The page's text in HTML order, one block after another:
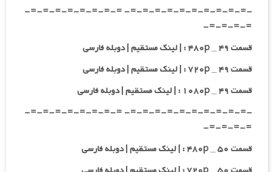
-=-=-=-=-=-=-=-=-=-=- =-=-=-=-=-=-=-=-
=-=-=-=-
قسمت ۴۹ _ ۴۸۰p : | لینک مستقیم | دوبله فارسی
قسمت ۴۹ _ ۷۲۰p : | لینک مستقیم | دوبله فارسی
قسمت ۴۹ _ ۱۰۸۰p : | لینک مستقیم | دوبله فارسی
-=-=-=-=-=-=-=-=-=-=- =-=-=-=-=-=-=-=-
=-=-=-=-
قسمت ۵۰ _ ۴۸۰p : | لینک مستقیم | دوبله فارسی